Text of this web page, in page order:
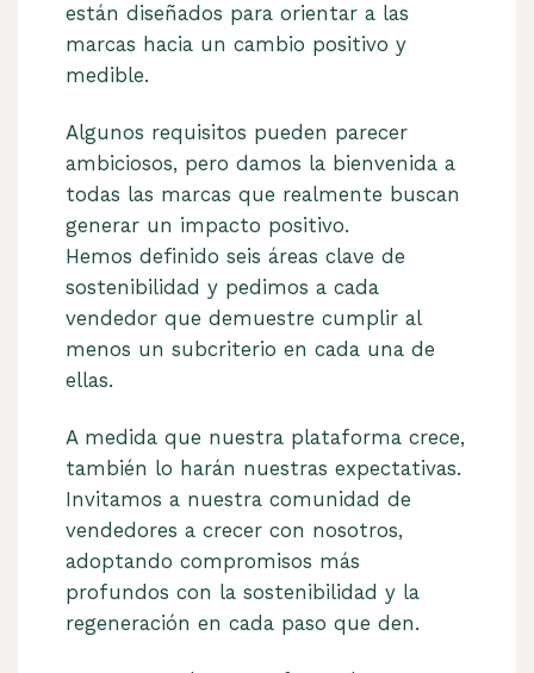
están diseñados para orientar a las
marcas hacia un cambio positivo y
medible.
Algunos requisitos pueden parecer
ambiciosos, pero damos la bienvenida a
todas las marcas que realmente buscan
generar un impacto positivo.
Hemos definido seis áreas clave de
sostenibilidad y pedimos a cada
vendedor que demuestre cumplir al
menos un subcriterio en cada una de
ellas.
A medida que nuestra plataforma crece,
también lo harán nuestras expectativas.
Invitamos a nuestra comunidad de
vendedores a crecer con nosotros,
adoptando compromisos más
profundos con la sostenibilidad y la
regeneración en cada paso que den.